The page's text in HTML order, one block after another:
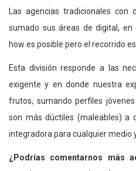
Las agencias tradicionales
sumado sus áreas de digital,
how es posible pero el recorrido
Esta división responde a las
exigente y en donde nuestra
frutos, sumando perfiles
son más dúctiles (maleables) a
integradora para cualquier medio
¿Podrías comentarnos más